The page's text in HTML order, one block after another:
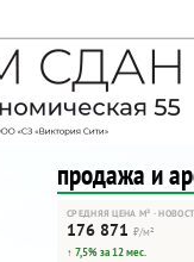
-
продажа и
СРЕДНЯЯ ЦЕНА М² ·
176 871 ₽/м²
↑ 7,5% за 12 мес.